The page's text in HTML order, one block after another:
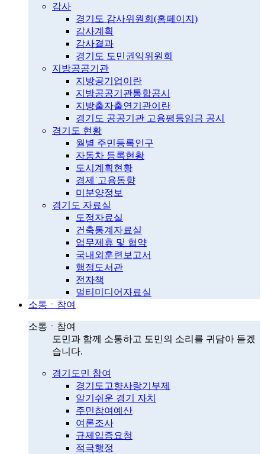
감사
경기도 감사위원회(홈페이지)
감사계획
감사결과
경기도 도민권익위원회
지방공공기관
지방공기업이란
지방공공기관통합공시
지방출자출연기관이란
경기도 공공기관 고용평등임금 공시
경기도 현황
월별 주민등록인구
자동차 등록현황
도시계획현황
경제˙고용동향
미분양정보
경기도 자료실
도정자료실
건축통계자료실
업무제휴 및 협약
국내외훈련보고서
행정도서관
전자책
멀티미디어자료실
소통ㆍ참여
소통ㆍ참여
도민과 함께 소통하고 도민의 소리를 귀담아 듣겠
습니다.
경기도민 참여
경기도고향사랑기부제
알기쉬운 경기 자치
주민참여예산
여론조사
규제입증요청
적극행정